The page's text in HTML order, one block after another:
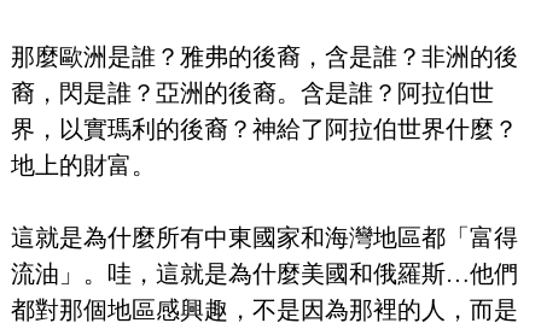
那麼歐洲是誰？雅弗的後裔，含是誰？非洲的後
裔，閃是誰？亞洲的後裔。含是誰？阿拉伯世
界，以實瑪利的後裔？神給了阿拉伯世界什麼？
地上的財富。
這就是為什麼所有中東國家和海灣地區都「富得
流油」。哇，這就是為什麼美國和俄羅斯…他們
都對那個地區感興趣，不是因為那裡的人，而是